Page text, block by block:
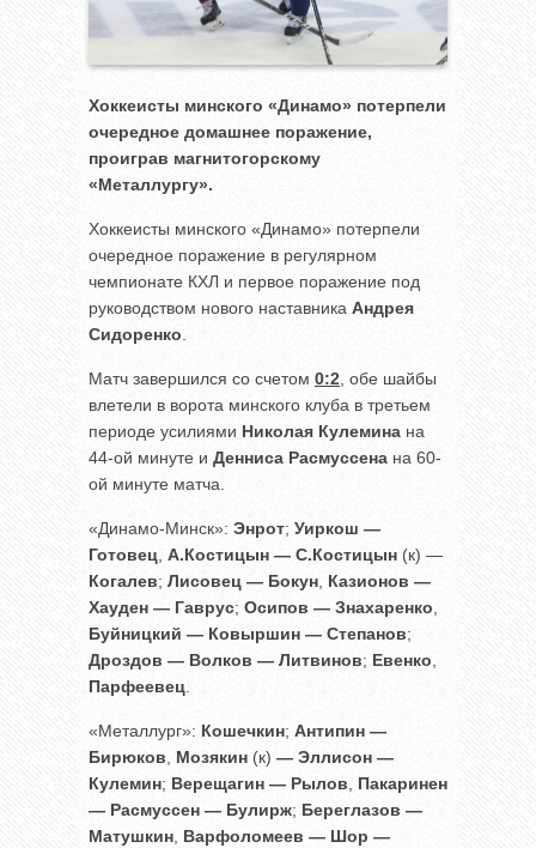
Хоккеисты минского «Динамо» потерпели
очередное домашнее поражение,
проиграв магнитогорскому
«Металлургу».
Хоккеисты минского «Динамо» потерпели
очередное поражение в регулярном
чемпионате КХЛ и первое поражение под
руководством нового наставника Андрея
Сидоренко
Матч завершился со счетом 0:2 , обе шайбы
влетели в ворота минского клуба в третьем
периоде усилиями Николая Кулемина на
44-ой минуте и Денниса Расмуссена на 60-
ой минуте матча.
«Динамо-Минск»: Энрот; Уиркош —
Готовец А.Костицын — С.Костицын (к) —
Когалев; Лисовец — Бокун Казионов —
Хауден — Гаврус; Осипов — Знахаренко
Буйницкий — Ковыршин — Степанов;
Дроздов — Волков — Литвинов; Евенко
Парфеевец
«Металлург»: Кошечкин; Антипин —
Бирюков Мозякин (к) — Эллисон —
Кулемин; Верещагин — Рылов Пакаринен
— Расмуссен — Булирж; Береглазов —
Матушкин Варфоломеев — Шор —